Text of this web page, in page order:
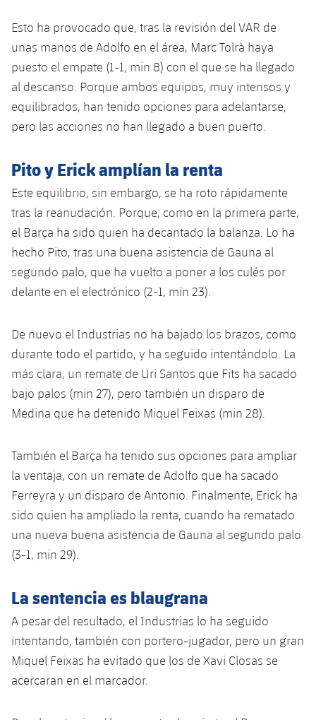
Resultados
Clasificaciones
Jugadores
Fotos
Historia
Palmarés
Resultados
Jugadores
Clasificaciones
Barça C
Junior
Juvenil
Alevín
PLUSICON
MÁS
Información general
plusicon
Noticias
Atletismo
plusicon
Femenino
Agenda
Actualidad
Calendario
Resultados
Clasificaciones
Hockey sobre hielo
plusicon
más
Actualidad
Jugadores
Calendario
Resultados
Clasificaciones
Hockey hierba
plusicon
más
Noticias
Hockey Hierba Masculino
Hockey Hierba Femenino
Patinaje artístico
plusicon
más
Plantilla
Agenda
plusicon
más
Actualidad
Jugadores
Calendario
Resultados
Clasificaciones
Fotos
Voleibol
plusicon
más
Noticias
Voleibol masculino
Voleibol femenino
Apúntate a las amateurs
Apúntate a las amateurs
Carnet de las Secciones Amateurs
PLUSICON
MÁS
League of Legends
VALORANT Rising
eFootball
Esto ha provocado que, tras la revisión del VAR de
unas manos de Adolfo en el área, Marc Tolrà haya
puesto el empate (1-1, min 8) con el que se ha llegado
al descanso. Porque ambos equipos, muy intensos y
equilibrados, han tenido opciones para adelantarse,
pero las acciones no han llegado a buen puerto.
Pito y Erick amplían la renta
Este equilibrio, sin embargo, se ha roto rápidamente
tras la reanudación. Porque, como en la primera parte,
el Barça ha sido quien ha decantado la balanza. Lo ha
hecho Pito, tras una buena asistencia de Gauna al
segundo palo, que ha vuelto a poner a los culés por
delante en el electrónico (2-1, min 23).
De nuevo el Industrias no ha bajado los brazos, como
durante todo el partido, y ha seguido intentándolo. La
más clara, un remate de Uri Santos que Fits ha sacado
bajo palos (min 27), pero también un disparo de
Medina que ha detenido Miquel Feixas (min 28).
También el Barça ha tenido sus opciones para ampliar
la ventaja, con un remate de Adolfo que ha sacado
Ferreyra y un disparo de Antonio. Finalmente, Erick ha
sido quien ha ampliado la renta, cuando ha rematado
una nueva buena asistencia de Gauna al segundo palo
(3-1, min 29).
La sentencia es blaugrana
A pesar del resultado, el Industrias lo ha seguido
intentando, también con portero-jugador, pero un gran
Miquel Feixas ha evitado que los de Xavi Closas se
acercaran en el marcador.